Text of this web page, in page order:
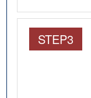
STEP3